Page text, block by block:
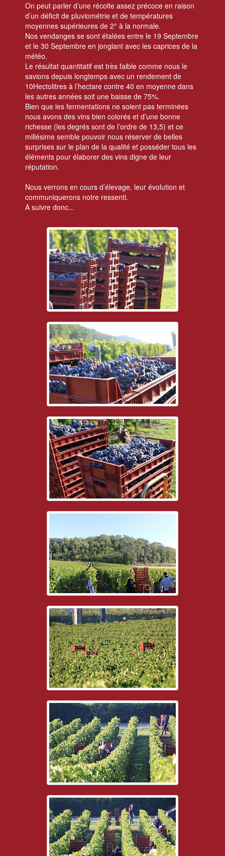
On peut parler d’une récolte assez précoce en raison
d’un déficit de pluviométrie et de températures
moyennes supérieures de 2° à la normale.
Nos vendanges se sont étalées entre le 19 Septembre
et le 30 Septembre en jonglant avec les caprices de la
météo.
Le résultat quantitatif est très faible comme nous le
savions depuis longtemps avec un rendement de
10Hectolitres à l’hectare contre 40 en moyenne dans
les autres années soit une baisse de 75%.
Bien que les fermentations ne soient pas terminées
nous avons des vins bien colorés et d’une bonne
richesse (les degrés sont de l’ordre de 13,5) et ce
millésime semble pouvoir nous réserver de belles
surprises sur le plan de la qualité et posséder tous les
éléments pour élaborer des vins digne de leur
réputation.
Nous verrons en cours d’élevage, leur évolution et
communiquerons notre ressenti.
A suivre donc...